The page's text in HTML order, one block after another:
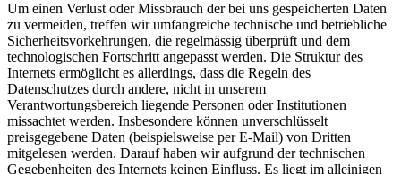
Um einen Verlust oder Missbrauch der bei uns gespeicherten Daten
zu vermeiden, treffen wir umfangreiche technische und betriebliche
Sicherheitsvorkehrungen, die regelmässig überprüft und dem
technologischen Fortschritt angepasst werden. Die Struktur des
Internets ermöglicht es allerdings, dass die Regeln des
Datenschutzes durch andere, nicht in unserem
Verantwortungsbereich liegende Personen oder Institutionen
missachtet werden. Insbesondere können unverschlüsselt
preisgegebene Daten (beispielsweise per E-Mail) von Dritten
mitgelesen werden. Darauf haben wir aufgrund der technischen
Gegebenheiten des Internets keinen Einfluss. Es liegt im alleinigen